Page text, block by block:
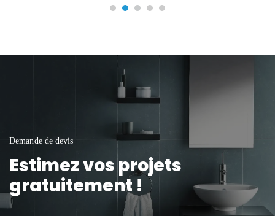
Demande de devis
Estimez vos projets
gratuitement !